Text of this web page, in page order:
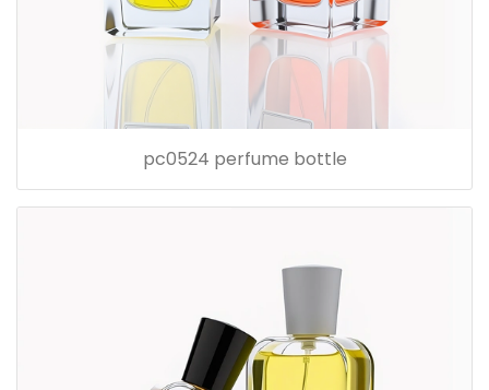
pc0524 perfume bottle